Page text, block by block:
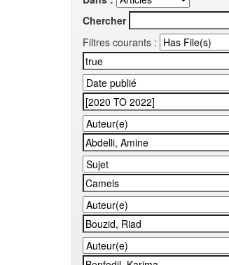
Chercher
Filtres courants :